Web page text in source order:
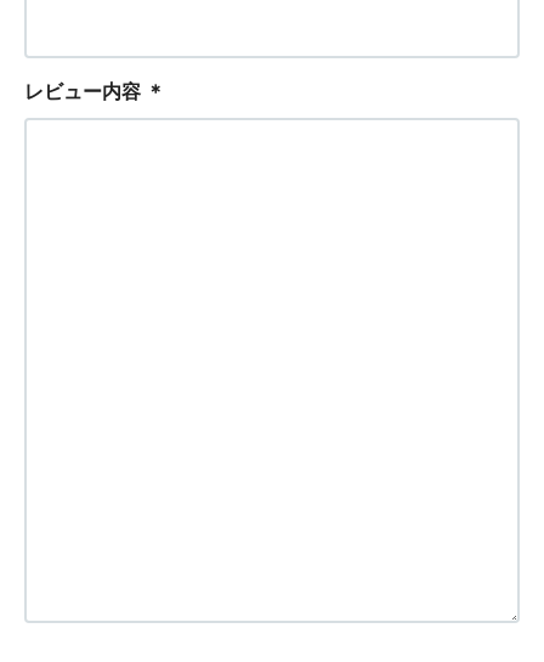
レビュー内容 ＊